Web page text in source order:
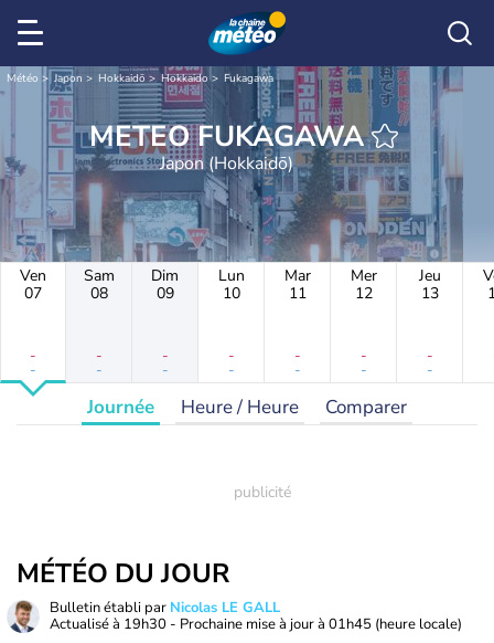
Météo Japon Hokkaidō Hokkaido Fukagawa
METEO FUKAGAWA
Japon (Hokkaidō)
Ven
07
-
-
Sam
08
-
-
Dim
09
-
-
Lun
10
-
-
Mar
11
-
-
Mer
12
-
-
Jeu
13
-
-
Journée Heure / Heure Comparer
MÉTÉO DU JOUR
Bulletin établi par Nicolas LE GALL
Actualisé à 19h30 - Prochaine mise à jour à 01h45 (heure locale)